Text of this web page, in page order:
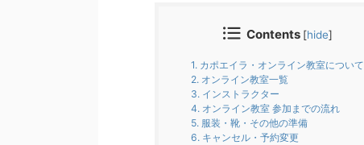
Contents [hide]
1. カポエイラ・オンライン教室について
2. オンライン教室一覧
3. インストラクター
4. オンライン教室 参加までの流れ
5. 服装・靴・その他の準備
6. キャンセル・予約変更